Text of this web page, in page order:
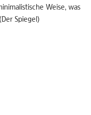
Weise, was
Spiegel)